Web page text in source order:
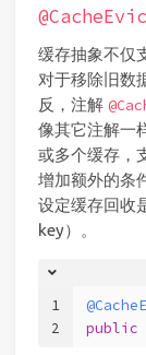
缓存抽象不仅
对于移除旧数
反，注解
像其它注解一
或多个缓存，
增加额外的条
设定缓存回收
key）。
1
2
public